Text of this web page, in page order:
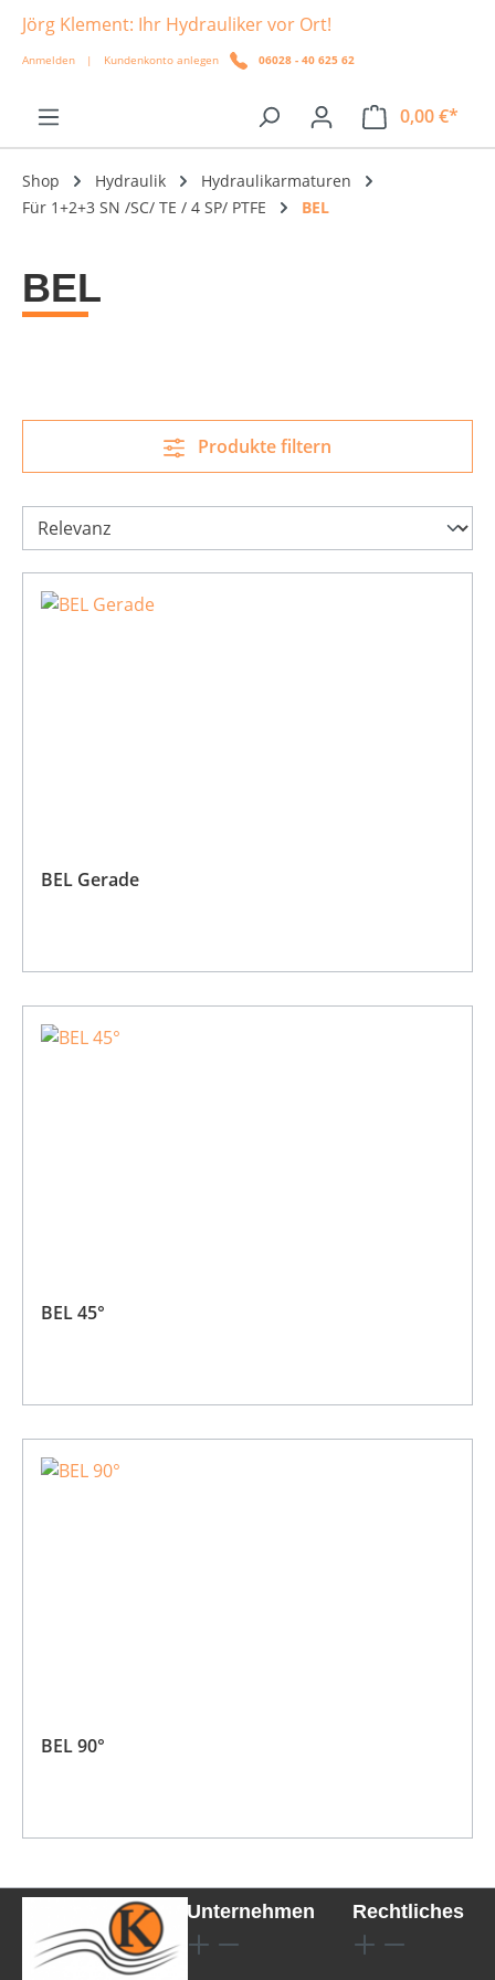
springen
Jörg Klement: Ihr Hydrauliker vor Ort!
Anmelden | Kundenkonto anlegen 06028 - 40 625 62
0,00 €*
Shop Hydraulik
Hydraulikarmaturen
Für 1+2+3 SN /SC/ TE / 4 SP/ PTFE
BEL
BEL
Produkte filtern
BEL Gerade
BEL 45°
BEL 90°
Unternehmen Rechtliches